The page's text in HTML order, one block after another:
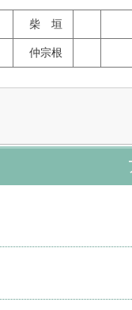
柴 垣
仲宗根